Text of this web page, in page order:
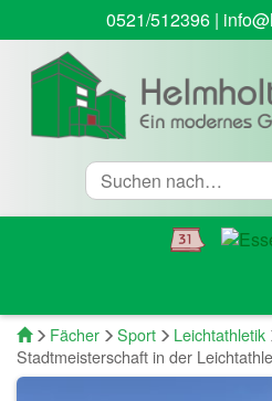
0521/512396|
Suche
Startseite
Fächer Sport Leichtathletik
Stadtmeisterschaft in der